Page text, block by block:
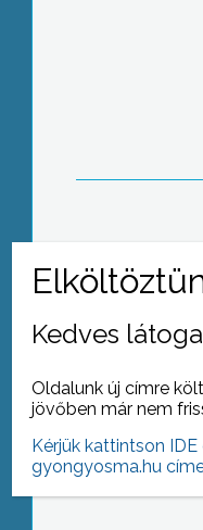
Kiosztották
díjait Mátra
Kedves
Oldalunk új címre
jövőben már nem
Kérjük kattintson
gyongyosma.hu